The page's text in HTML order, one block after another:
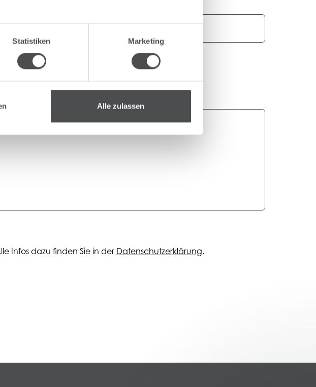
Statistiken Marketing
Alle zulassen
Infos dazu finden Sie in der Datenschutzerklärung.